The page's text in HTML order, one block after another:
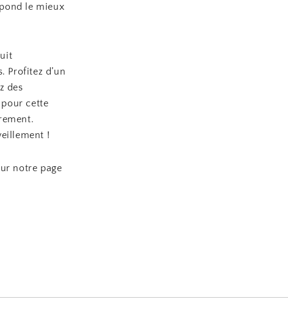
le mieux
Profitez d’un
des
cette
!
notre page